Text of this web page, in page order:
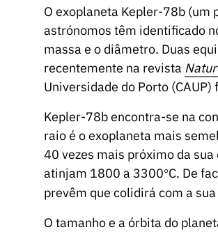
O exoplaneta Kepler-78b (um
astrónomos têm identificado
massa e o diâmetro. Duas
recentemente na revista
Universidade do Porto
Kepler-78b encontra-se na
raio é o exoplaneta mais
40 vezes mais próximo da
atinjam 1800 a 3300°C. De
prevêm que colidirá com a
O tamanho e a órbita do